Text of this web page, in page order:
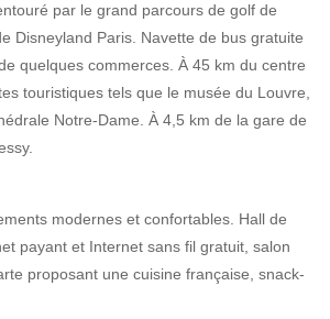
par le grand parcours de golf de
Disneyland Paris. Navette de bus gratuite
quelques commerces. À 45 km du centre
touristiques tels que le musée du Louvre,
Notre-Dame. À 4,5 km de la gare de
modernes et confortables. Hall de
payant et Internet sans fil gratuit, salon
proposant une cuisine française, snack-